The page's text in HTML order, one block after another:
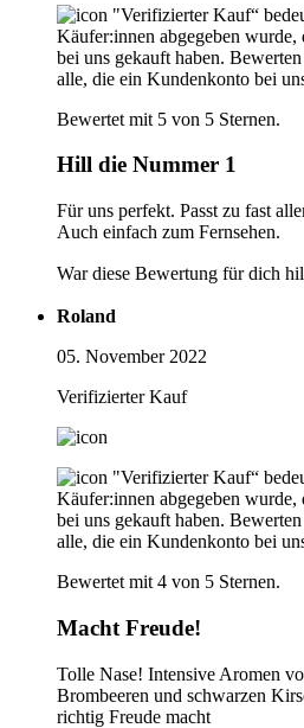
"Verifizierter Kauf“
Käufer:innen abgegeben wurde,
bei uns gekauft haben.
alle, die ein Kundenkonto bei
Bewertet mit 5 von 5 Sternen.
Hill die Nummer 1
Für uns perfekt. Passt zu fast
Auch einfach zum Fernsehen.
War diese Bewertung für dich
Roland
05. November 2022
Verifizierter Kauf
"Verifizierter Kauf“
Käufer:innen abgegeben wurde,
bei uns gekauft haben.
alle, die ein Kundenkonto bei
Bewertet mit 4 von 5 Sternen.
Macht Freude!
Tolle Nase! Intensive Aromen
Brombeeren und schwarzen
richtig Freude macht